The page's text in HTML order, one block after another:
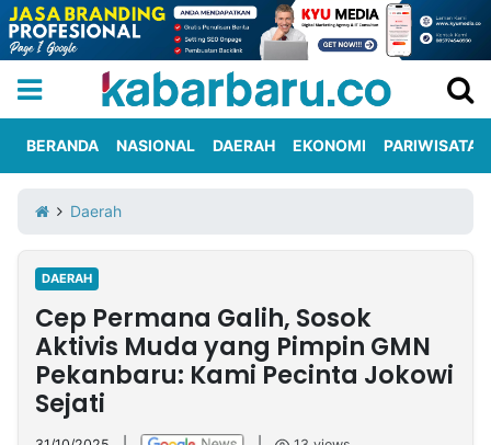
Iklan
Berita
Kami
Nasional
International
Olahraga
Entertainment
Daerah
Pariwisata
Kuliner
Kolom
Network
BERANDA NASIONAL DAERAH EKONOMI PARIWISATA
Daerah
DAERAH
Cep Permana Galih, Sosok
Aktivis Muda yang Pimpin GMN
Pekanbaru: Kami Pecinta Jokowi
Sejati